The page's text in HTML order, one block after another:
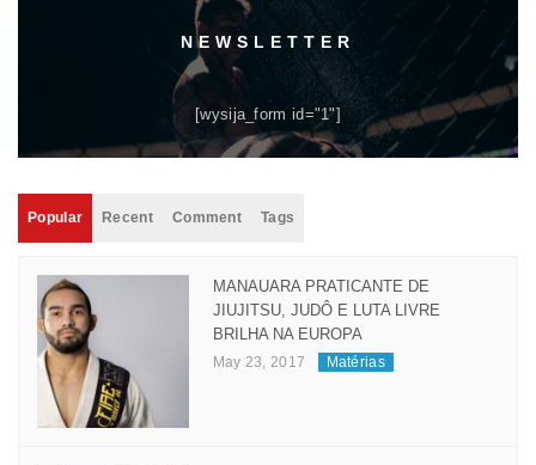
NEWSLETTER
[wysija_form id="1"]
Popular Recent Comment Tags
MANAUARA PRATICANTE DE
JIUJITSU, JUDÔ E LUTA LIVRE
BRILHA NA EUROPA
May 23, 2017 Matérias